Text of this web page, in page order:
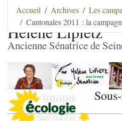
Aller au contenu | Aller au menu
secondaire
Aller à la recherche
Hélène Lipietz
Ancienne Sénatrice de
Accueil Archives
Les
Cantonales 2011 : la